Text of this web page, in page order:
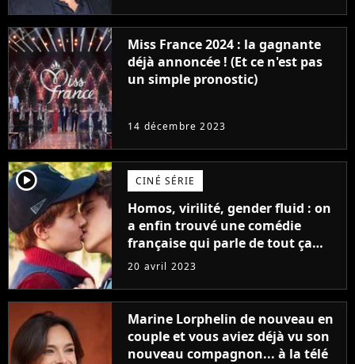
Miss France 2024 : la gagnante
déjà annoncée ! (Et ce n'est pas
un simple pronostic)
14 décembre 2023
player2 CINÉ SÉRIE
Homos, virilité, gender fluid : on
a enfin trouvé une comédie
française qui parle de tout ça
sans être super ringarde
20 avril 2023
Marine Lorphelin de nouveau en
couple et vous aviez déjà vu son
nouveau compagnon... à la télé